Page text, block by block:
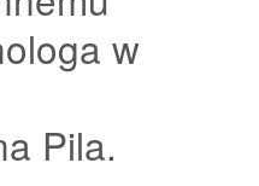
w
Pila.